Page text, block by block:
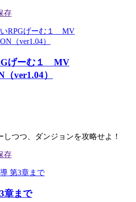
げーむ１ MV
ver1.04）
しつつ、ダンジョンを攻略せよ！
章まで